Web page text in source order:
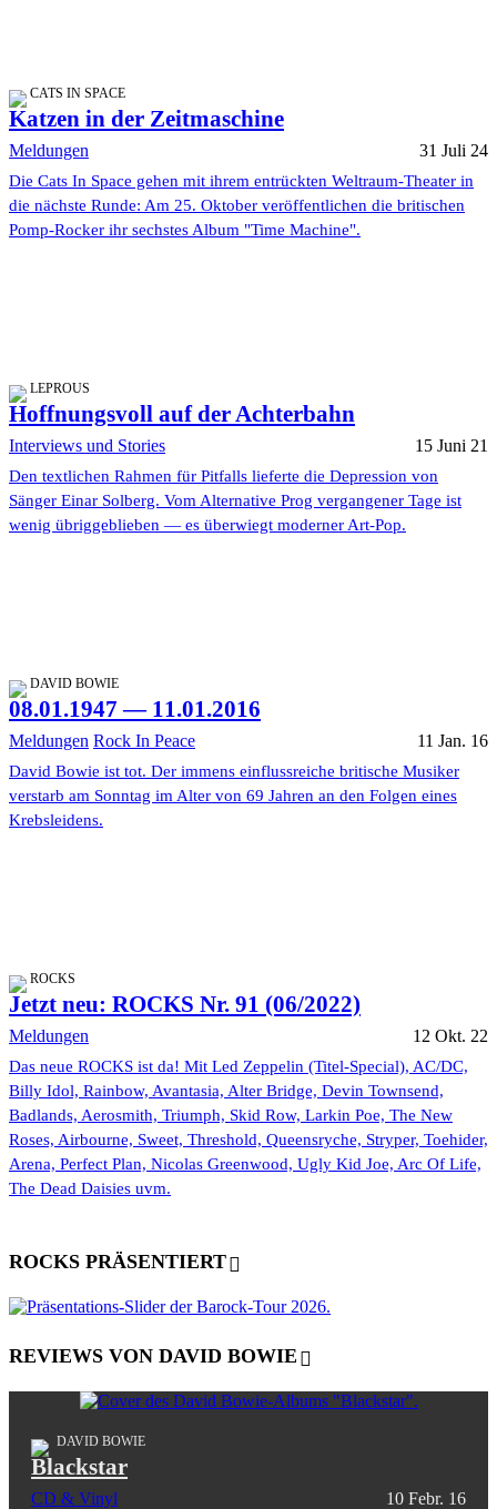
CATS IN SPACE
Katzen in der Zeitmaschine
Meldungen 31 Juli 24
Die Cats In Space gehen mit ihrem entrückten Weltraum-Theater in
die nächste Runde: Am 25. Oktober veröffentlichen die britischen
Pomp-Rocker ihr sechstes Album "Time Machine".
LEPROUS
Hoffnungsvoll auf der Achterbahn
Interviews und Stories 15 Juni 21
Den textlichen Rahmen für Pitfalls lieferte die Depression von
Sänger Einar Solberg. Vom Alternative Prog vergangener Tage ist
wenig übriggeblieben — es überwiegt moderner Art-Pop.
DAVID BOWIE
08.01.1947 — 11.01.2016
Meldungen Rock In Peace 11 Jan. 16
David Bowie ist tot. Der immens einflussreiche britische Musiker
verstarb am Sonntag im Alter von 69 Jahren an den Folgen eines
Krebsleidens.
ROCKS
Jetzt neu: ROCKS Nr. 91 (06/2022)
Meldungen 12 Okt. 22
Das neue ROCKS ist da! Mit Led Zeppelin (Titel-Special), AC/DC,
Billy Idol, Rainbow, Avantasia, Alter Bridge, Devin Townsend,
Badlands, Aerosmith, Triumph, Skid Row, Larkin Poe, The New
Roses, Airbourne, Sweet, Threshold, Queensryche, Stryper, Toehider,
Arena, Perfect Plan, Nicolas Greenwood, Ugly Kid Joe, Arc Of Life,
The Dead Daisies uvm.
ROCKS PRÄSENTIERT
REVIEWS VON DAVID BOWIE
DAVID BOWIE
Blackstar
CD & Vinyl 10 Febr. 16